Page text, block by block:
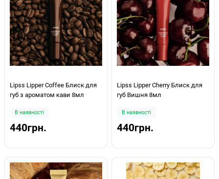
Lipss Lipper Coffee Блиск для
губ з ароматом кави 8мл
В наявності
440грн.
Lipss Lipper Cherry Блиск для
губ Вишня 8мл
В наявності
440грн.